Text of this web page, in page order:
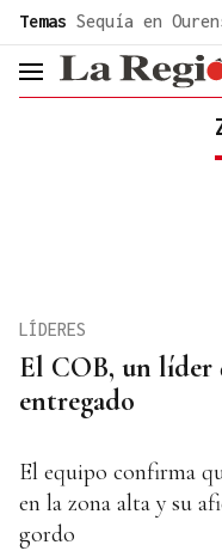
common.go-to-content
Temas Sequía en
header.menu.open
El COB, un líder
entregado
LÍDERES
El equipo confirma
en la zona alta y su
gordo